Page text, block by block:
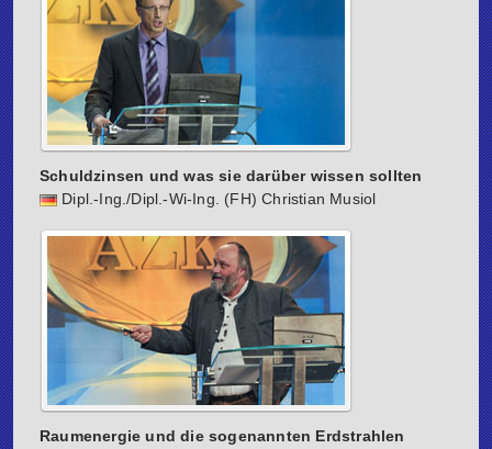
Schuldzinsen und was sie darüber wissen sollten
Dipl.-Ing./Dipl.-Wi-Ing. (FH) Christian Musiol
Raumenergie und die sogenannten Erdstrahlen